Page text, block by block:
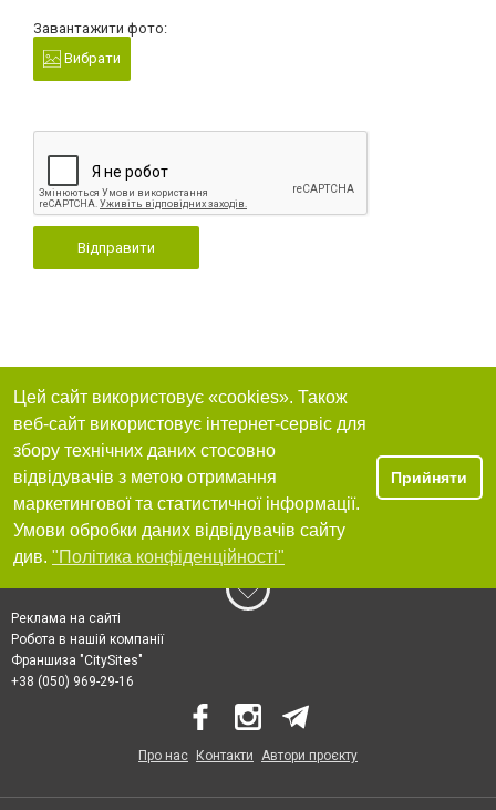
Завантажити фото:
Вибрати
Відправити
Цей сайт використовує «cookies». Також
веб-сайт використовує інтернет-сервіс для
збору технічних даних стосовно
відвідувачів з метою отримання
маркетингової та статистичної інформації.
Умови обробки даних відвідувачів сайту
див. "Політика конфіденційності"
Прийняти
Реклама на сайті
Робота в нашій компанії
Франшиза "CitySites"
+38 (050) 969-29-16
Про нас Контакти Автори проєкту